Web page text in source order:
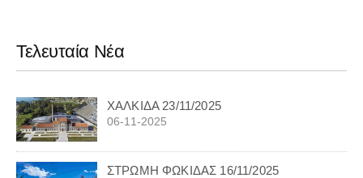
Τελευταία Νέα
ΧΑΛΚΙΔΑ 23/11/2025
06-11-2025
ΣΤΡΩΜΗ ΦΩΚΙΔΑΣ 16/11/2025